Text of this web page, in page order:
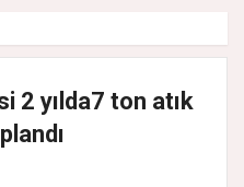
2 yılda7 ton atık